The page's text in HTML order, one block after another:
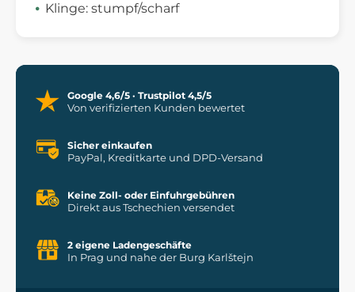
Klinge: stumpf/scharf
Google 4,6/5 · Trustpilot 4,5/5
Von verifizierten Kunden bewertet
Sicher einkaufen
PayPal, Kreditkarte und DPD-Versand
Keine Zoll- oder Einfuhrgebühren
Direkt aus Tschechien versendet
2 eigene Ladengeschäfte
In Prag und nahe der Burg Karlštejn